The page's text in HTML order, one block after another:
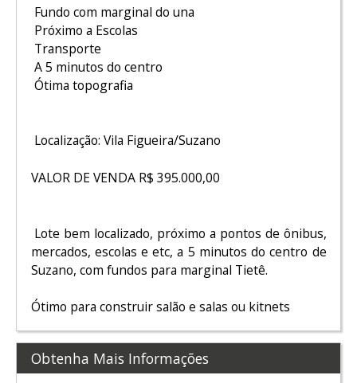
Fundo com marginal do una
Próximo a Escolas
Transporte
A 5 minutos do centro
Ótima topografia
Localização: Vila Figueira/Suzano
VALOR DE VENDA R$ 395.000,00
Lote bem localizado, próximo a pontos de ônibus,
mercados, escolas e etc, a 5 minutos do centro de
Suzano, com fundos para marginal Tietê.
Ótimo para construir salão e salas ou kitnets
Obtenha Mais Informações